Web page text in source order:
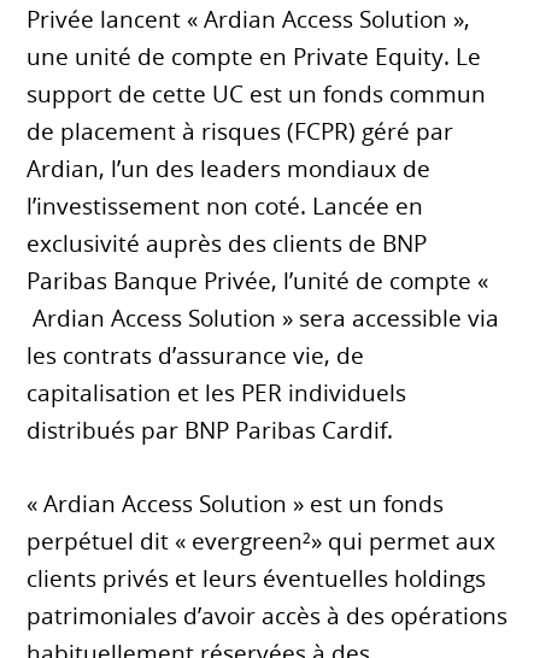
Privée lancent « Ardian Access Solution »,
une unité de compte en Private Equity. Le
support de cette UC est un fonds commun
de placement à risques (FCPR) géré par
Ardian, l’un des leaders mondiaux de
l’investissement non coté. Lancée en
exclusivité auprès des clients de BNP
Paribas Banque Privée, l’unité de compte «
Ardian Access Solution » sera accessible via
les contrats d’assurance vie, de
capitalisation et les PER individuels
distribués par BNP Paribas Cardif.
« Ardian Access Solution » est un fonds
perpétuel dit « evergreen²» qui permet aux
clients privés et leurs éventuelles holdings
patrimoniales d’avoir accès à des opérations